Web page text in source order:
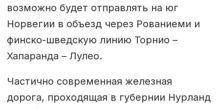
возможно будет отправлять на юг
Норвегии в объезд через Рованиеми и
финско-шведскую линию Торнио –
Хапаранда – Лулео.
Частично современная железная
дорога, проходящая в губернии Нурланд